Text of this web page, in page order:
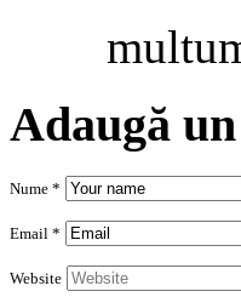
Adaugă
Nume *
Email *
Website